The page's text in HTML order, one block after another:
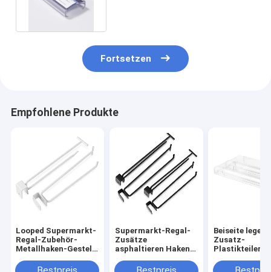
Fortsetzen
Empfohlene Produkte
Looped Supermarkt-
Regal-Zubehör-
Metallhaken-Gestell-
Einzelhandelsgeschäfte
Supermarkt-Regal-
Zusätze
asphaltieren Haken-
Einzelhandelsgeschäfte
Beiseite
Zusatz-
Plastikteiler-
Zigaretten-